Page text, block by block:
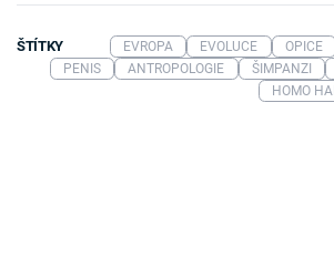
ŠTÍTKY EVROPA EVOLUCE OPICE
PENIS
ANTROPOLOGIE ŠIMPANZI
HOMO